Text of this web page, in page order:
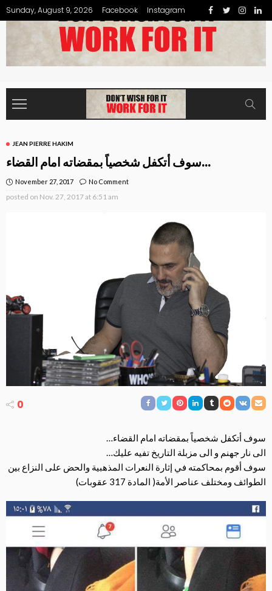
Sunday, August 9, 2026 Facebook Instagram
JEAN PIERRE HAKIM
سوف أتكفل شخصياً بمقضاته امام القضاء…
November 27, 2017 No Comment
posted on Nov. 27, 2017 at 6:51 am
0
سوف أتكفل شخصياً بمقضاته امام القضاء…
الى نار جهنم و الى مزبلة التاريخ تفيه عليك…
سوف أقوم بمحاكمته في إثارة النعرات المذهبية والحض على النزاع بين
الطوائف ومختلف عناصر الأمة( المادة 317 عقوبات)